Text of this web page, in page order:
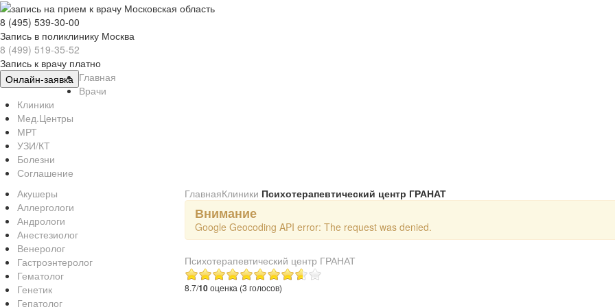
8 (495) 539-30-00
Запись в поликлинику Москва
8 (499) 519-35-52
Запись к врачу платно
Онлайн-заявка Главная
Врачи
Клиники
Мед.Центры
МРТ
УЗИ/КТ
Болезни
Соглашение
ГлавнаяКлиники Психотерапевтический центр ГРАНАТ
Внимание
Google Geocoding API error: The request was denied.
Психотерапевтический центр ГРАНАТ
8.7/10оценка (3 голосов)
Акушеры
Аллергологи
Андрологи
Анестезиолог
Венеролог
Гастроэнтеролог
Гематолог
Генетик
Гепатолог